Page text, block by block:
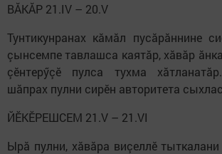
ВĂКĂР 21.IV – 20.V
Тунтикунранах кăмăл пусăрăннине
çынсемпе тавлашса каятăр, хăвăр
çӗнтерӳçӗ пулса тухма
шăпрах пулни сирӗн авторитета
ЙӖКӖРЕШСЕМ 21.V – 21.VI
Ырă пулни, хăвăра виçеллӗ